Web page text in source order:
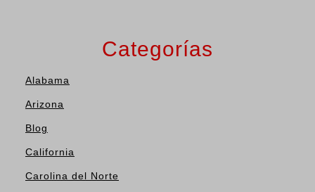
Categorías
Alabama
Arizona
Blog
California
Carolina del Norte